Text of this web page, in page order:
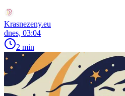
Krasnezeny.eu
dnes, 03:04
2 min